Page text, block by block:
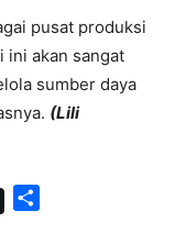
pusat produksi
ini akan sangat
sumber daya
(Lili